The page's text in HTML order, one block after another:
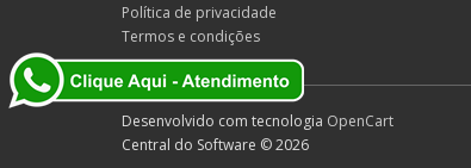
Política de privacidade
Termos e condições
Desenvolvido com tecnologia OpenCart
Central do Software © 2026